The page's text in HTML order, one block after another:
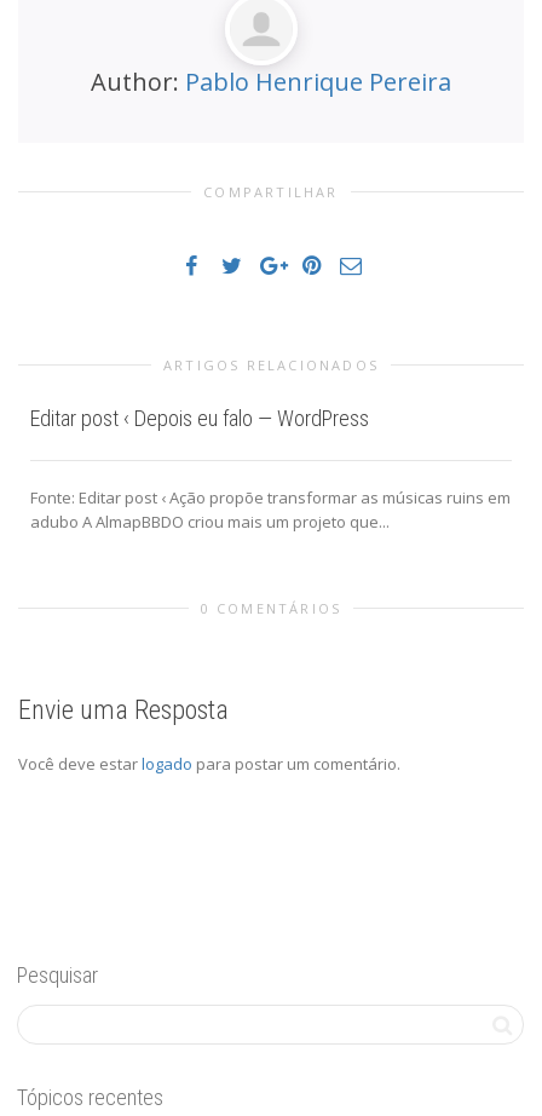
Author: Pablo Henrique Pereira
COMPARTILHAR
ARTIGOS RELACIONADOS
Editar post ‹ Depois eu falo — WordPress
Fonte: Editar post ‹ Ação propõe transformar as músicas ruins em
adubo A AlmapBBDO criou mais um projeto que...
0 COMENTÁRIOS
Envie uma Resposta
Você deve estarlogado para postar um comentário.
Pesquisar
Tópicos recentes